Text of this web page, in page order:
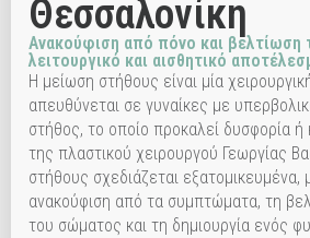
Θεσσαλονίκη
Ανακούφιση από πόνο και βελτίωση
λειτουργικό και αισθητικό
Η μείωση στήθους είναι μία
απευθύνεται σε γυναίκες με
στήθος, το οποίο προκαλεί δυσφορία ή
της πλαστικού χειρουργού Γεωργίας
στήθους σχεδιάζεται εξατομικευμένα,
ανακούφιση από τα συμπτώματα, τη
του σώματος και τη δημιουργία ενός